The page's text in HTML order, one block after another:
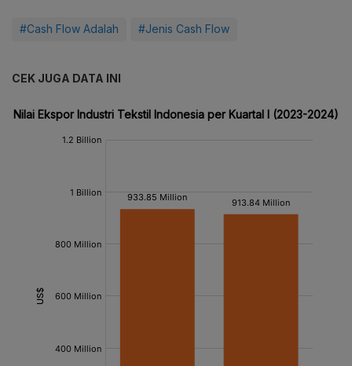
#Cash Flow Adalah #Jenis Cash Flow
CEK JUGA DATA INI